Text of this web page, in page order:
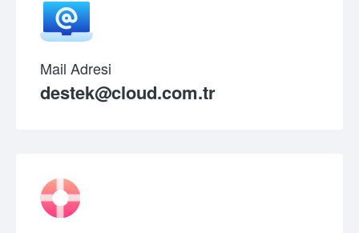
Mail Adresi
destek@cloud.com.tr